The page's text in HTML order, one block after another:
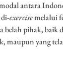
antara
exercisemelalui
belah pihak, baik
maupun yang